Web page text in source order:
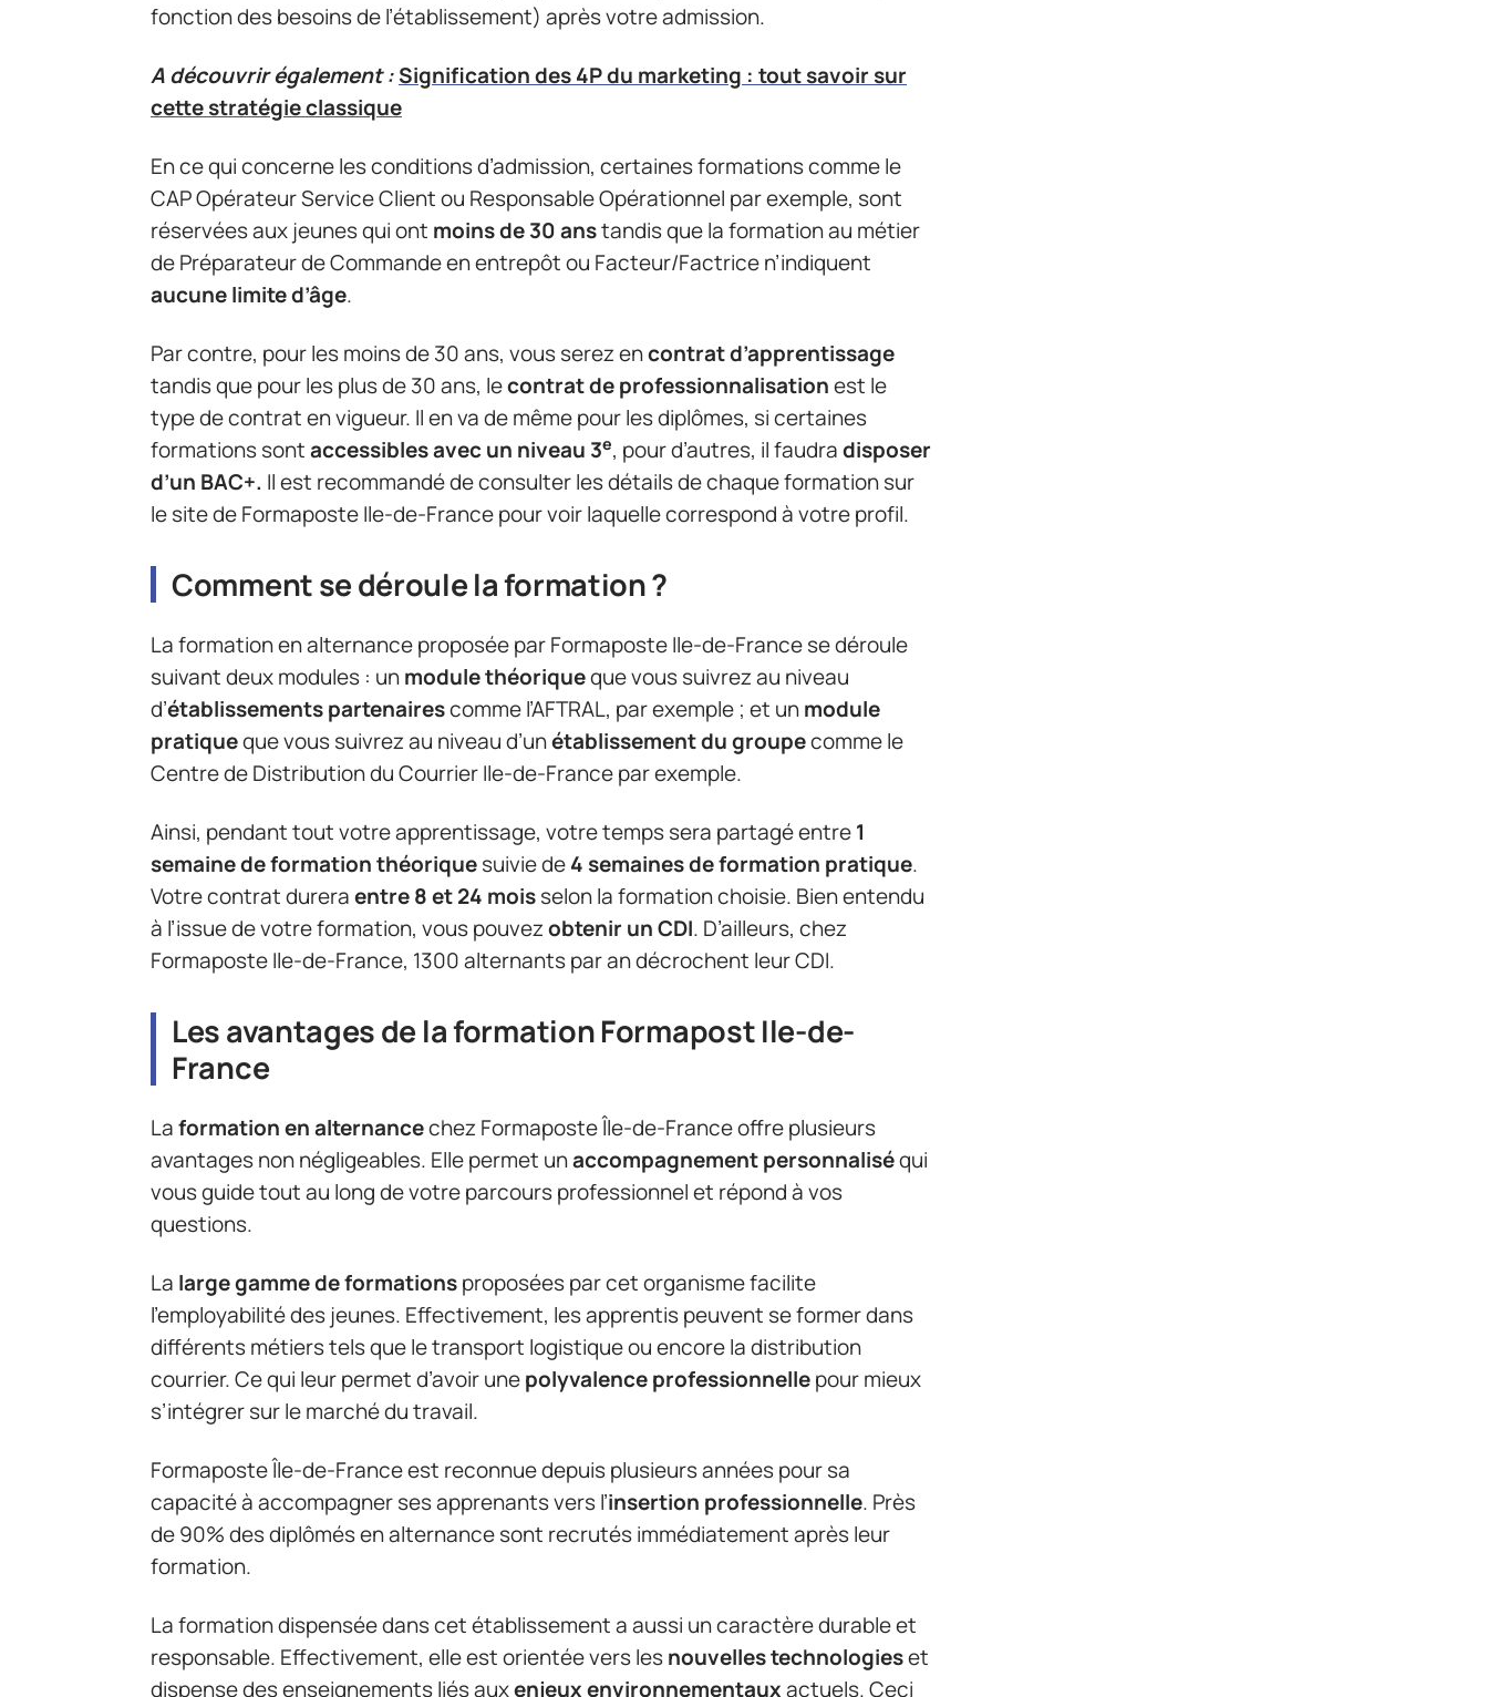
fonction des besoins de l’établissement) après votre admission.
A découvrir également :Signification des 4P du marketing : tout savoir sur
cette stratégie classique
En ce qui concerne les conditions d’admission, certaines formations comme le
CAP Opérateur Service Client ou Responsable Opérationnel par exemple, sont
réservées aux jeunes qui ont moins de 30 anstandis que la formation au métier
de Préparateur de Commande en entrepôt ou Facteur/Factrice n’indiquent
aucune limite d’âge.
Par contre, pour les moins de 30 ans, vous serez encontrat d’apprentissage
tandis que pour les plus de 30 ans, lecontrat de professionnalisationest le
type de contrat en vigueur. Il en va de même pour les diplômes, si certaines
formations sontaccessibles avec un niveau 3e, pour d’autres, il faudradisposer
d’un BAC+. Il est recommandé de consulter les détails de chaque formation sur
le site de Formaposte Ile-de-France pour voir laquelle correspond à votre profil.
Comment se déroule la formation ?
La formation en alternance proposée par Formaposte Ile-de-France se déroule
suivant deux modules : unmodule théoriqueque vous suivrez au niveau
d’établissements partenairescomme l’AFTRAL, par exemple ; et unmodule
pratiqueque vous suivrez au niveau d’unétablissement du groupecomme le
Centre de Distribution du Courrier Ile-de-France par exemple.
Ainsi, pendant tout votre apprentissage, votre temps sera partagé entre1
semaine de formation théoriquesuivie de4 semaines de formation pratique.
Votre contrat dureraentre 8 et 24 moisselon la formation choisie. Bien entendu
à l’issue de votre formation, vous pouvezobtenir un CDI. D’ailleurs, chez
Formaposte Ile-de-France, 1300 alternants par an décrochent leur CDI.
Les avantages de la formation Formapost Ile-de-
France
Laformation en alternancechez Formaposte Île-de-France offre plusieurs
avantages non négligeables. Elle permet unaccompagnement personnaliséqui
vous guide tout au long de votre parcours professionnel et répond à vos
questions.
La large gamme de formationsproposées par cet organisme facilite
l’employabilité des jeunes. Effectivement, les apprentis peuvent se former dans
différents métiers tels que le transport logistique ou encore la distribution
courrier. Ce qui leur permet d’avoir unepolyvalence professionnellepour mieux
s’intégrer sur le marché du travail.
Formaposte Île-de-France est reconnue depuis plusieurs années pour sa
capacité à accompagner ses apprenants vers l’insertion professionnelle. Près
de 90% des diplômés en alternance sont recrutés immédiatement après leur
formation.
La formation dispensée dans cet établissement a aussi un caractère durable et
responsable. Effectivement, elle est orientée vers lesnouvelles technologieset
dispense des enseignements liés auxenjeux environnementauxactuels. Ceci